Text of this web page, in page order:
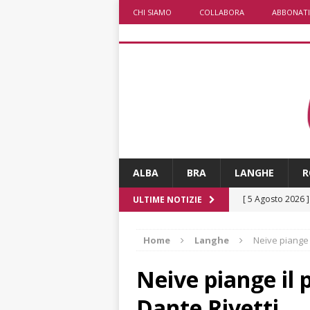
CHI SIAMO COLLABORA ABBONATI
ALBA BRA LANGHE
ULTIME NOTIZIE [ 5 Agosto 2026 ]
[ 5 Agosto 2026 ]
ALTRE
[ 5 Agosto 2026 ]
Home Langhe Neive
Neive piange il